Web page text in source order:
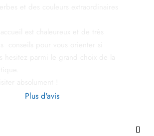
Plus d'avis